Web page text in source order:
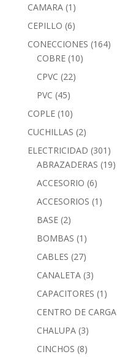
CAMARA (1)
CEPILLO (6)
CONECCIONES (164)
COBRE (10)
CPVC (22)
PVC (45)
COPLE (10)
CUCHILLAS (2)
ELECTRICIDAD (301)
ABRAZADERAS (19)
ACCESORIO (6)
ACCESORIOS (1)
BASE (2)
BOMBAS (1)
CABLES (27)
CANALETA (3)
CAPACITORES (1)
CENTRO DE CARGA
CHALUPA (3)
CINCHOS (8)